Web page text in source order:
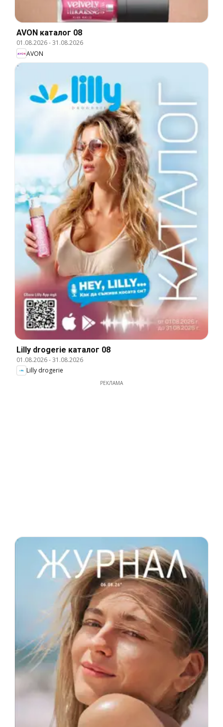
AVON каталог 08
01.08.2026-31.08.2026
AVON
Lilly drogerie каталог 08
01.08.2026-31.08.2026
Lilly drogerie
РЕКЛАМА